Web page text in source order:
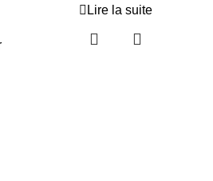
Lire la suite